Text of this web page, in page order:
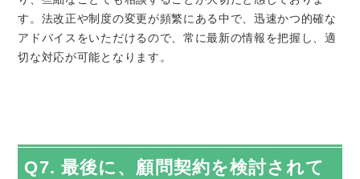
す。法改正や制度の変更が頻繁にある中で、迅速かつ的確な
アドバイスをいただけるので、常に最新の情報を把握し、適
切な対応が可能となります。
Q7. 最後に、顧問契約を検討されて